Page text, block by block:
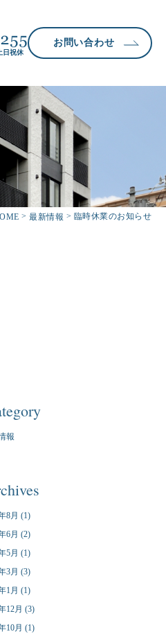
日祝休
お問い合わせ
最新情報 臨時休業のお知らせ
報
8月 (1)
6月 (2)
5月 (1)
3月 (3)
1月 (1)
12月 (3)
10月 (1)